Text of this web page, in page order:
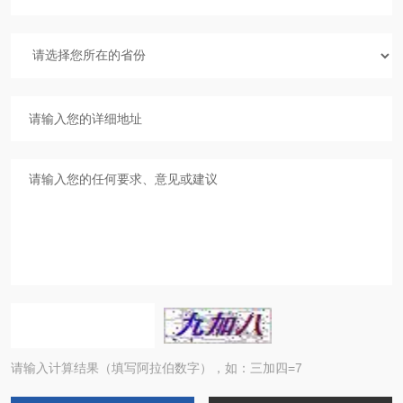
请输入计算结果（填写阿拉伯数字），如：三加四=7